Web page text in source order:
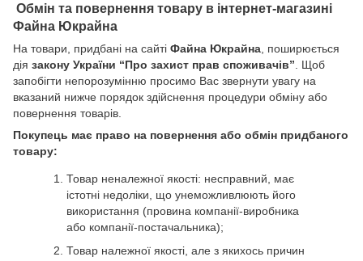
Обмін та повернення товару в інтернет-магазині
Файна Юкрайна
На товари, придбані на сайті Файна Юкрайна, поширюється
дія закону України “Про захист прав споживачів”. Щоб
запобігти непорозумінню просимо Вас звернути увагу на
вказаний нижче порядок здійснення процедури обміну або
повернення товарів.
Покупець має право на повернення або обмін придбаного
товару:
Товар неналежної якості: несправний, має
істотні недоліки, що унеможливлюють його
використання (провина компанії-виробника
або компанії-постачальника);
Товар належної якості, але з якихось причин